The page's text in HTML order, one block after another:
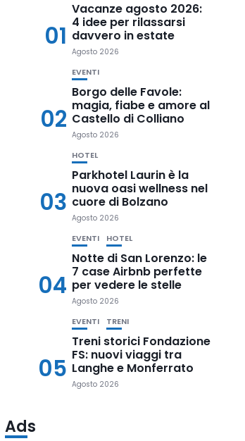
01
Vacanze agosto 2026:
4 idee per rilassarsi
davvero in estate
Agosto 2026
02
EVENTI
Borgo delle Favole:
magia, fiabe e amore al
Castello di Colliano
Agosto 2026
03
HOTEL
Parkhotel Laurin è la
nuova oasi wellness nel
cuore di Bolzano
Agosto 2026
04
EVENTI HOTEL
Notte di San Lorenzo: le
7 case Airbnb perfette
per vedere le stelle
Agosto 2026
05
EVENTI TRENI
Treni storici Fondazione
FS: nuovi viaggi tra
Langhe e Monferrato
Agosto 2026
Ads